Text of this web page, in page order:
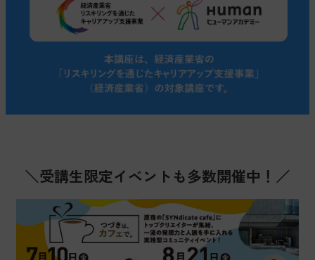
＼受講生限定イベントも多数開催中！／